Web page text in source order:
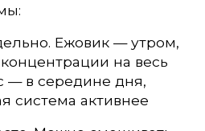
Ежовик — утром,
на весь
— в середине дня,
система активнее